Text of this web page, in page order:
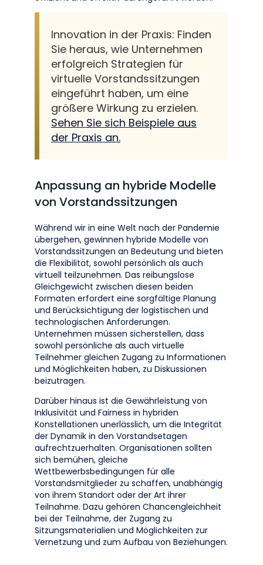
Innovation in der Praxis: Finden
Sie heraus, wie Unternehmen
erfolgreich Strategien für
virtuelle Vorstandssitzungen
eingeführt haben, um eine
größere Wirkung zu erzielen.
Sehen Sie sich Beispiele aus
der Praxis an.
Anpassung an hybride Modelle
von Vorstandssitzungen
Während wir in eine Welt nach der Pandemie
übergehen, gewinnen hybride Modelle von
Vorstandssitzungen an Bedeutung und bieten
die Flexibilität, sowohl persönlich als auch
virtuell teilzunehmen. Das reibungslose
Gleichgewicht zwischen diesen beiden
Formaten erfordert eine sorgfältige Planung
und Berücksichtigung der logistischen und
technologischen Anforderungen.
Unternehmen müssen sicherstellen, dass
sowohl persönliche als auch virtuelle
Teilnehmer gleichen Zugang zu Informationen
und Möglichkeiten haben, zu Diskussionen
beizutragen.
Darüber hinaus ist die Gewährleistung von
Inklusivität und Fairness in hybriden
Konstellationen unerlässlich, um die Integrität
der Dynamik in den Vorstandsetagen
aufrechtzuerhalten. Organisationen sollten
sich bemühen, gleiche
Wettbewerbsbedingungen für alle
Vorstandsmitglieder zu schaffen, unabhängig
von ihrem Standort oder der Art ihrer
Teilnahme. Dazu gehören Chancengleichheit
bei der Teilnahme, der Zugang zu
Sitzungsmaterialien und Möglichkeiten zur
Vernetzung und zum Aufbau von Beziehungen.